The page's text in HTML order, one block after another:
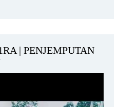
| PENJEMPUTAN